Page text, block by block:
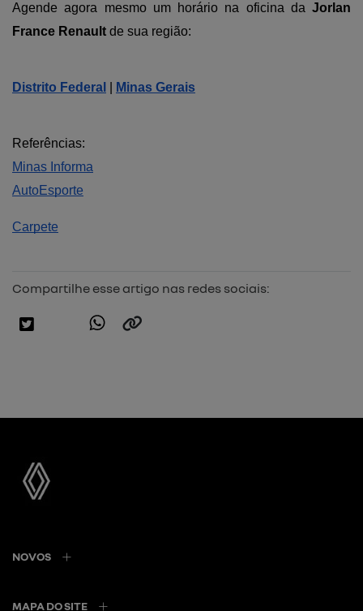
Agende agora mesmo um horário na oficina da Jorlan
France Renault de sua região:
Distrito Federal Minas Gerais
Referências:
Minas Informa
AutoEsporte
Carpete
Compartilhe esse artigo nas redes sociais:
NOVOS
MAPA DO SITE